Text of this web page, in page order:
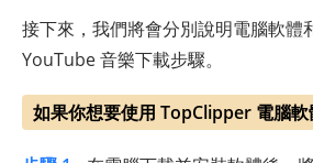
接下來，我們將會分別說明電腦軟體
YouTube 音樂下載步驟。
如果你想要使用 TopClipper 電腦軟